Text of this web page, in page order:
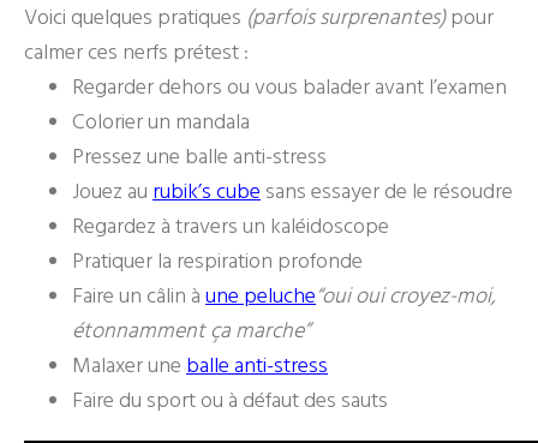
Voici quelques pratiques (parfois surprenantes)pour
calmer ces nerfs prétest :
Regarder dehors ou vous balader avant l’examen
Colorier un mandala
Pressez une balle anti-stress
Jouez aurubik’s cubesans essayer de le résoudre
Regardez à travers un kaléidoscope
Pratiquer la respiration profonde
Faire un câlin àune peluche“oui oui croyez-moi,
étonnamment ça marche”
Malaxer uneballe anti-stress
Faire du sport ou à défaut des sauts